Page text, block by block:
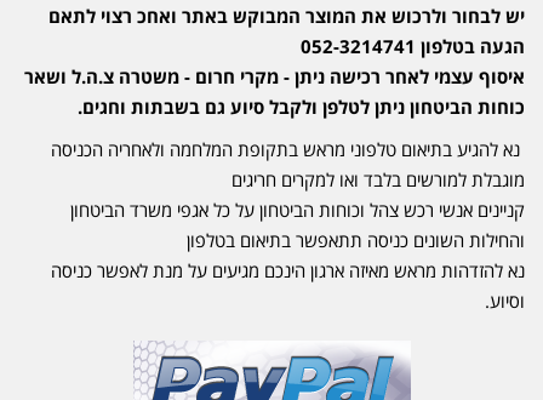
יש לבחור ולרכוש את המוצר המבוקש באתר ואחכ רצוי לתאם
הגעה בטלפון 052-3214741
איסוף עצמי לאחר רכישה ניתן - מקרי חרום - משטרה צ.ה.ל ושאר
כוחות הביטחון ניתן לטלפן ולקבל סיוע גם בשבתות וחגים.
נא להגיע בתיאום טלפוני מראש בתקופת המלחמה ולאחריה הכניסה
מוגבלת למורשים בלבד ואו למקרים חריגים
קניינים אנשי רכש צהל וכוחות הביטחון על כל אגפי משרד הביטחון
והחילות השונים כניסה תתאפשר בתיאום בטלפון
נא להזדהות מראש מאיזה ארגון הינכם מגיעים על מנת לאפשר כניסה
וסיוע.